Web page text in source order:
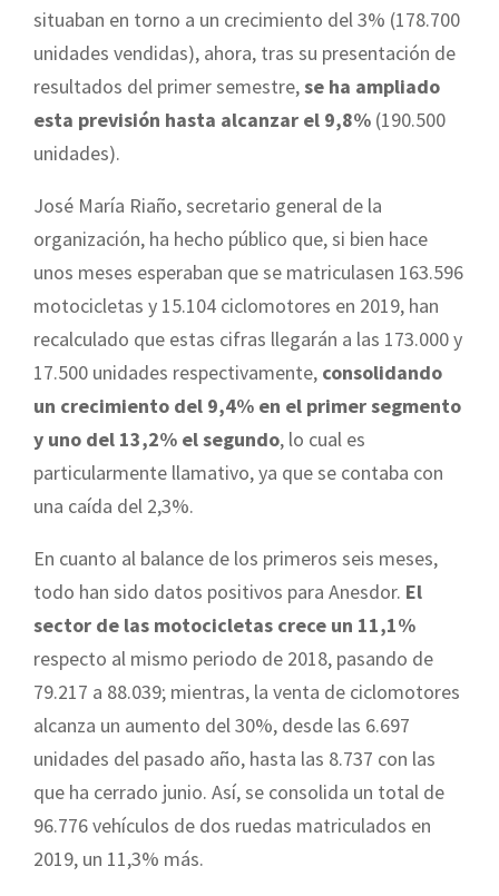
situaban en torno a un crecimiento del 3% (178.700
unidades vendidas), ahora, tras su presentación de
resultados del primer semestre,se ha ampliado
esta previsión hasta alcanzar el 9,8% (190.500
unidades).
José María Riaño, secretario general de la
organización, ha hecho público que, si bien hace
unos meses esperaban que se matriculasen 163.596
motocicletas y 15.104 ciclomotores en 2019, han
recalculado que estas cifras llegarán a las 173.000 y
17.500 unidades respectivamente, consolidando
un crecimiento del 9,4% en el primer segmento
y uno del 13,2% el segundo, lo cual es
particularmente llamativo, ya que se contaba con
una caída del 2,3%.
En cuanto al balance de los primeros seis meses,
todo han sido datos positivos para Anesdor. El
sector de las motocicletas crece un 11,1%
respecto al mismo periodo de 2018, pasando de
79.217 a 88.039; mientras, la venta de ciclomotores
alcanza un aumento del 30%, desde las 6.697
unidades del pasado año, hasta las 8.737 con las
que ha cerrado junio. Así, se consolida un total de
96.776 vehículos de dos ruedas matriculados en
2019, un 11,3% más.